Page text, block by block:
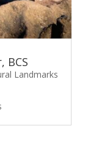
BCS
Landmarks